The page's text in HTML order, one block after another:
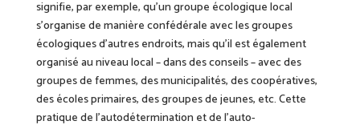
signifie, par exemple, qu’un groupe écologique local
s’organise de manière confédérale avec les groupes
écologiques d’autres endroits, mais qu’il est également
organisé au niveau local – dans des conseils – avec des
groupes de femmes, des municipalités, des coopératives,
des écoles primaires, des groupes de jeunes, etc. Cette
pratique de l’autodétermination et de l’auto-